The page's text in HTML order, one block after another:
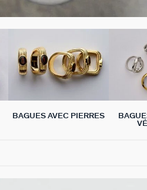
BAGUES AVEC PIERRES